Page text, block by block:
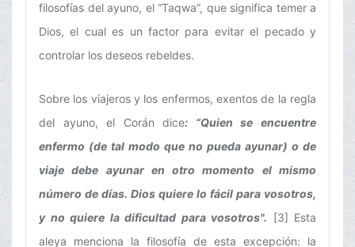
filosofías del ayuno, el “Taqwa”, que significa temer a
Dios, el cual es un factor para evitar el pecado y
controlar los deseos rebeldes.
Sobre los viajeros y los enfermos, exentos de la regla
del ayuno, el Corán dice: “Quien se encuentre
enfermo (de tal modo que no pueda ayunar) o de
viaje debe ayunar en otro momento el mismo
número de días. Dios quiere lo fácil para vosotros,
y no quiere la dificultad para vosotros". [3] Esta
aleya menciona la filosofía de esta excepción: la